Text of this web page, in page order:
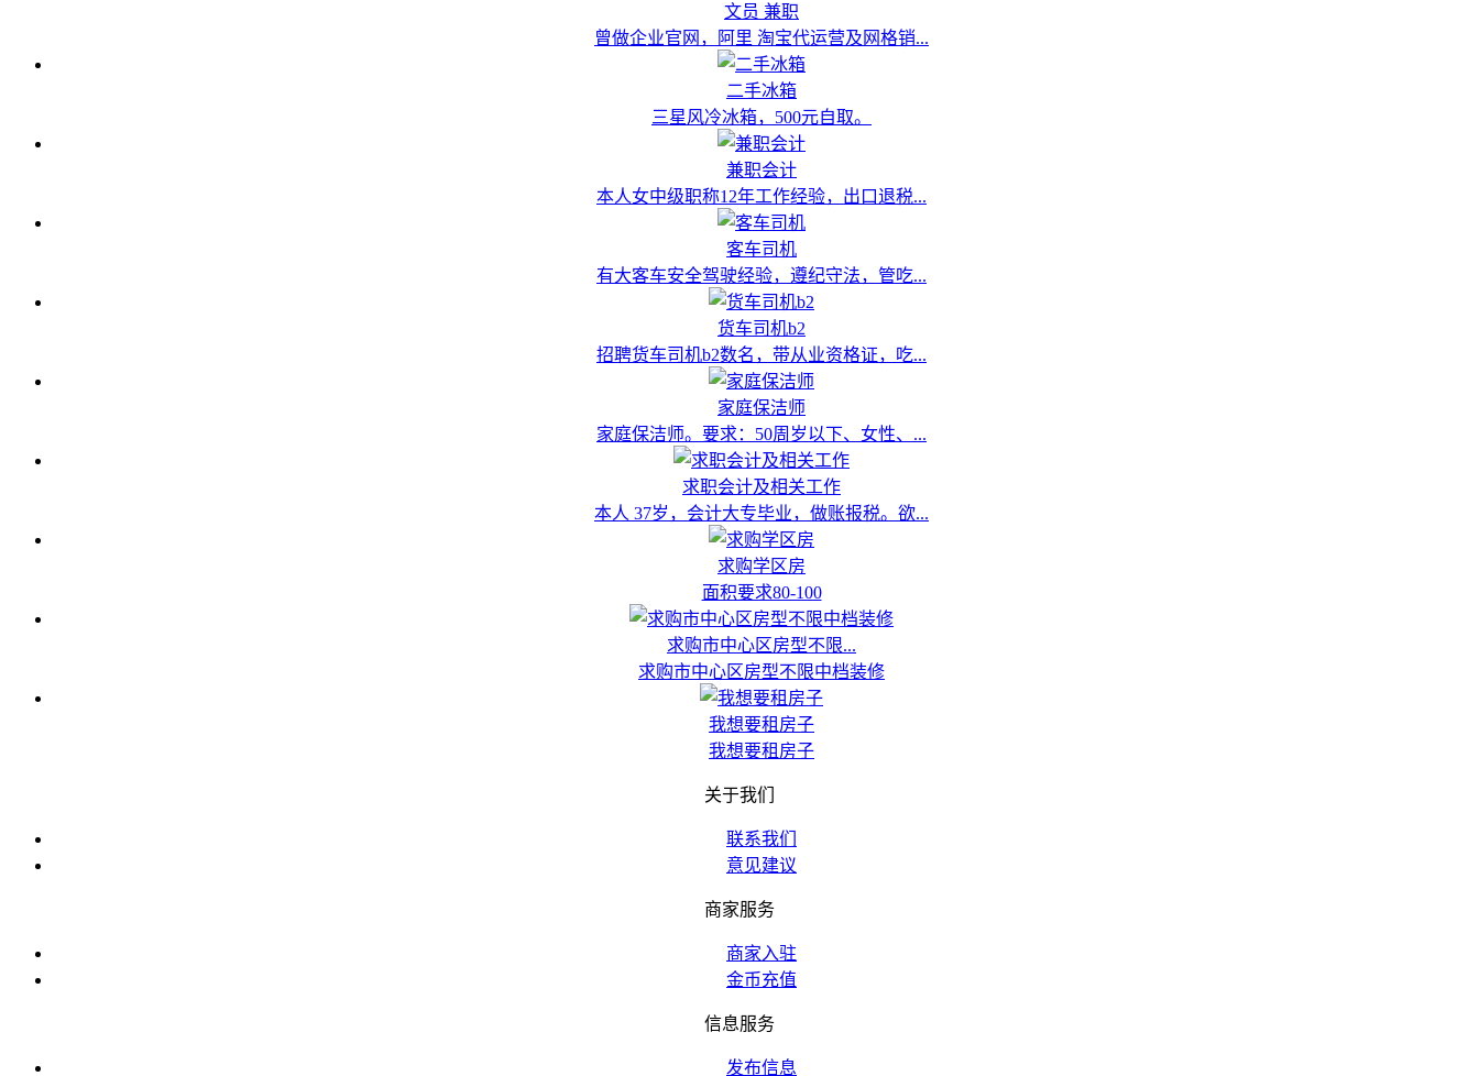
文员 兼职
曾做企业官网，阿里 淘宝代运营及网格销...
二手冰箱
三星风冷冰箱，500元自取。
兼职会计
本人女中级职称12年工作经验，出口退税...
客车司机
有大客车安全驾驶经验，遵纪守法，管吃...
货车司机b2
招聘货车司机b2数名，带从业资格证，吃...
家庭保洁师
家庭保洁师。要求：50周岁以下、女性、...
求职会计及相关工作
本人 37岁，会计大专毕业，做账报税。欲...
求购学区房
面积要求80-100
求购市中心区房型不限...
求购市中心区房型不限中档装修
我想要租房子
我想要租房子
关于我们
联系我们
意见建议
商家服务
商家入驻
金币充值
信息服务
发布信息